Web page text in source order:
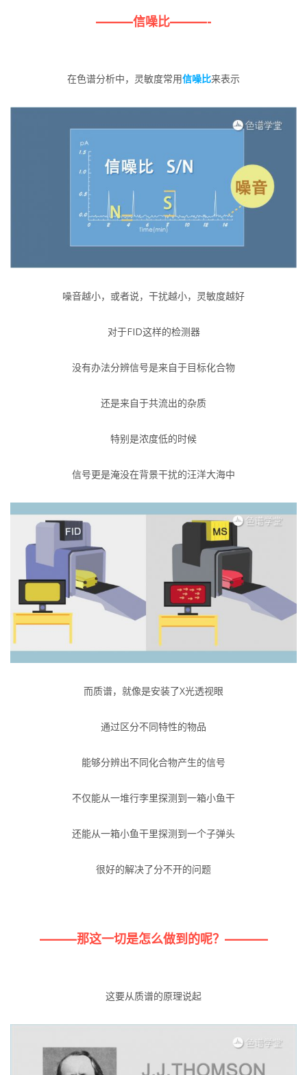
——––信噪比———-
在色谱分析中，灵敏度常用信噪比来表示
噪音越小，或者说，干扰越小，灵敏度越好
对于FID这样的检测器
没有办法分辨信号是来自于目标化合物
还是来自于共流出的杂质
特别是浓度低的时候
信号更是淹没在背景干扰的汪洋大海中
而质谱，就像是安装了X光透视眼
通过区分不同特性的物品
能够分辨出不同化合物产生的信号
不仅能从一堆行李里探测到一箱小鱼干
还能从一箱小鱼干里探测到一个子弹头
很好的解决了分不开的问题
—–—–那这一切是怎么做到的呢？ ———–
这要从质谱的原理说起